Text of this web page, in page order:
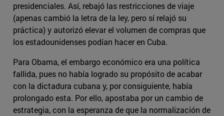
presidenciales. Así, rebajó las restricciones de viaje
(apenas cambió la letra de la ley, pero sí relajó su
práctica) y autorizó elevar el volumen de compras que
los estadounidenses podían hacer en Cuba.
Para Obama, el embargo económico era una política
fallida, pues no había logrado su propósito de acabar
con la dictadura cubana y, por consiguiente, había
prolongado esta. Por ello, apostaba por un cambio de
estrategia, con la esperanza de que la normalización de